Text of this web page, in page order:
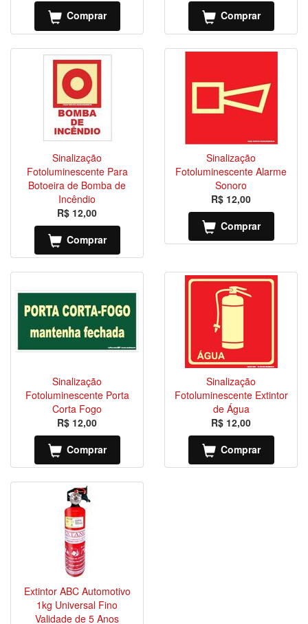
Comprar Comprar
Sinalização
Fotoluminescente Para
Botoeira de Bomba de
Incêndio
R$ 12,00
Comprar
Sinalização
Fotoluminescente Alarme
Sonoro
R$ 12,00
Comprar
Sinalização
Fotoluminescente Porta
Corta Fogo
R$ 12,00
Comprar
Sinalização
Fotoluminescente Extintor
de Água
R$ 12,00
Comprar
Extintor ABC Automotivo
1kg Universal Fino
Validade de 5 Anos